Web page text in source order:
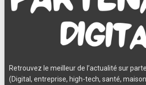
Retrouvez le meilleur de l’actualité sur
(Digital, entreprise, high-tech, santé,